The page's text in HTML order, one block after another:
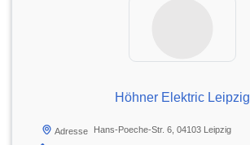
Höhner Elektric Leipzig
Adresse Hans-Poeche-Str. 6, 04103 Leipzig